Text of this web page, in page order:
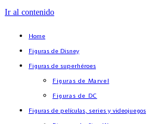
Ir al contenido
Home
Figuras de Disney
Figuras de superhéroes
Figuras de Marvel
Figuras de DC
Figuras de películas, series y videojuegos